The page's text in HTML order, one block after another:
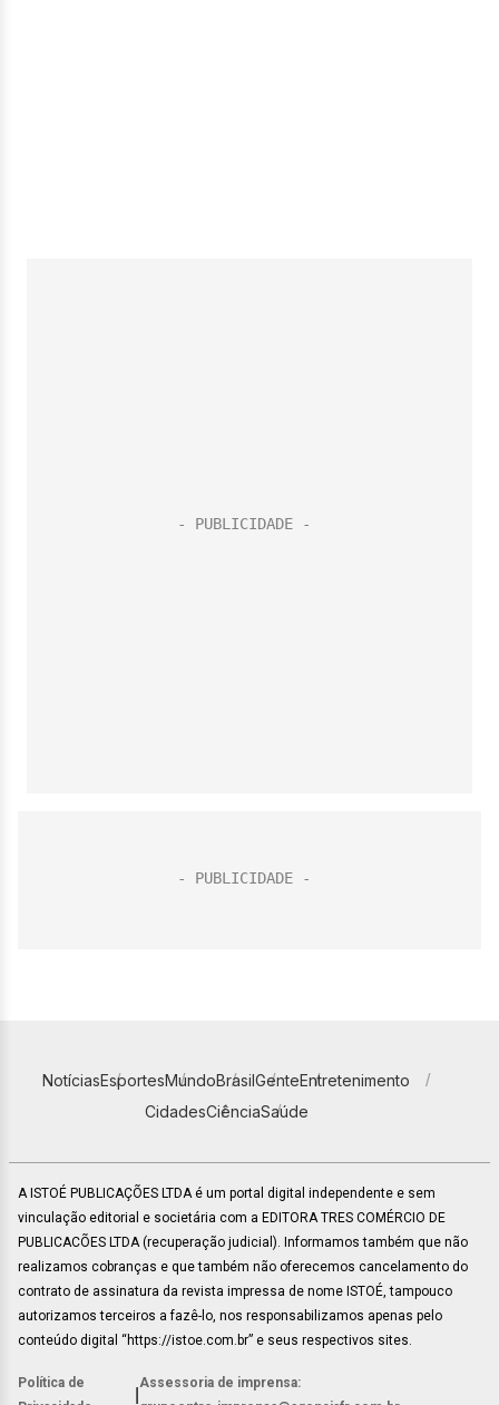
NotíciasEsportesMundoBrasilGenteEntretenimento
CidadesCiênciaSaúde
A ISTOÉ PUBLICAÇÕES LTDA é um portal digital independente e sem
vinculação editorial e societária com a EDITORA TRES COMÉRCIO DE
PUBLICACÕES LTDA (recuperação judicial). Informamos também que não
realizamos cobranças e que também não oferecemos cancelamento do
contrato de assinatura da revista impressa de nome ISTOÉ, tampouco
autorizamos terceiros a fazê-lo, nos responsabilizamos apenas pelo
conteúdo digital “https://istoe.com.br” e seus respectivos sites.
Política de
Assessoria de imprensa: